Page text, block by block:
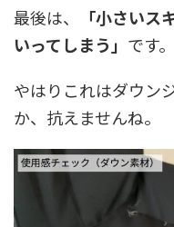
最後は、
「小さいス
いってしまう」 です。
やはりこれはダウン
か、抗えませんね。